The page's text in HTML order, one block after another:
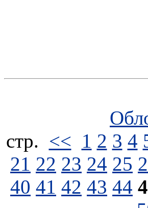
стp. << 1 2 3 4
21 22 23 24 25
40 41 42 43 44